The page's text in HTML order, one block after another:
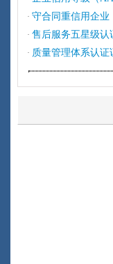
· 守合同重信用企业
· 售后服务五星级认
· 质量管理体系认证